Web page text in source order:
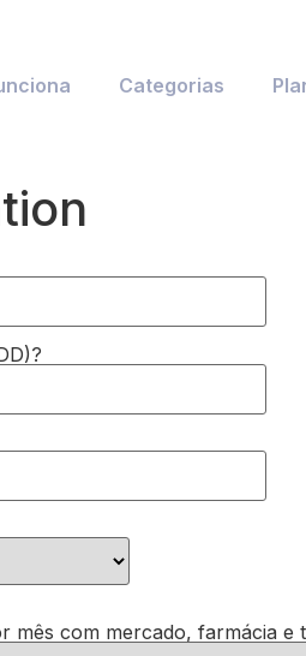
Categorias
mês com mercado, farmácia e